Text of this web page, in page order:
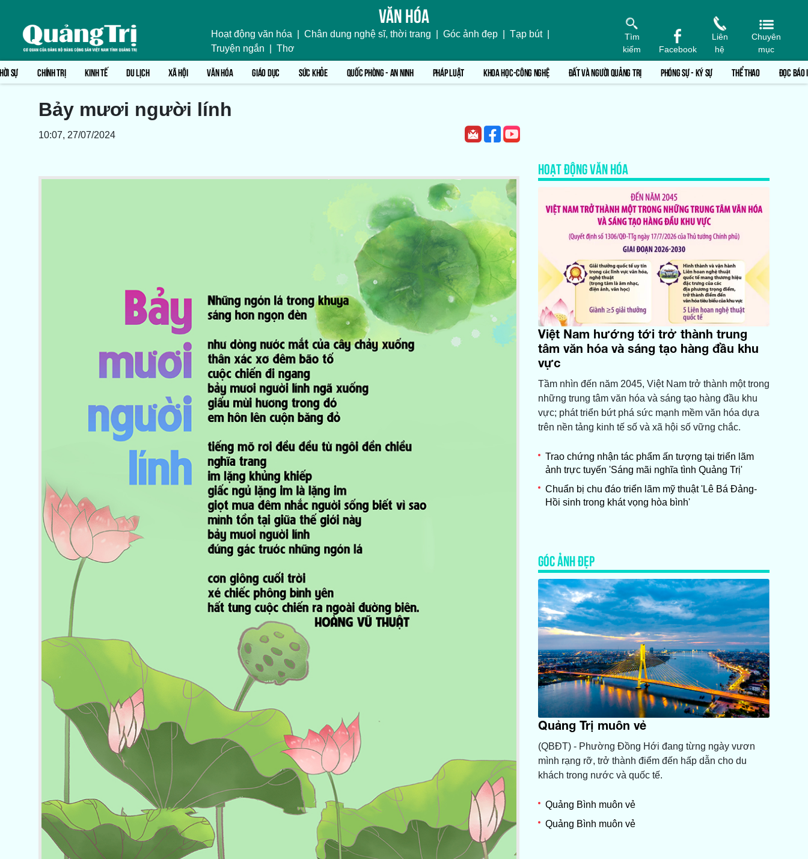
Văn hóa
Hoạt động văn hóa Chân dung nghệ sĩ, thời trang Góc ảnh đẹp Tạp bút
Truyện ngắn
Thơ
Tìm
kiếm
Facebook
Liên
hệ
Chuyên
mục
SỰ CHÍNH TRỊ KINH TẾ DU LỊCH XÃ HỘI VĂN HÓA GIÁO DỤC SỨC KHỎE QUỐC PHÒNG - AN NINH PHÁP LUẬT KHOA HỌC-CÔNG NGHỆ ĐẤT VÀ NGƯỜI QUẢNG TRỊ PHÓNG SỰ - KÝ SỰ THỂ THAO ĐỌC BÁO
Bảy mươi người lính
10:07, 27/07/2024
HOẠT ĐỘNG VĂN HÓA
Việt Nam hướng tới trở thành trung
tâm văn hóa và sáng tạo hàng đầu khu
vực
Tầm nhìn đến năm 2045, Việt Nam trở thành một trong
những trung tâm văn hóa và sáng tạo hàng đầu khu
vực; phát triển bứt phá sức mạnh mềm văn hóa dựa
trên nền tảng kinh tế số và xã hội số vững chắc.
Trao chứng nhận tác phẩm ấn tượng tại triển lãm
ảnh trực tuyến 'Sáng mãi nghĩa tình Quảng Trị'
Chuẩn bị chu đáo triển lãm mỹ thuật 'Lê Bá Đảng-
Hồi sinh trong khát vọng hòa bình'
GÓC ẢNH ĐẸP
Quảng Trị muôn vẻ
(QBĐT) - Phường Đồng Hới đang từng ngày vươn
mình rạng rỡ, trở thành điểm đến hấp dẫn cho du
khách trong nước và quốc tế.
Quảng Bình muôn vẻ
Quảng Bình muôn vẻ